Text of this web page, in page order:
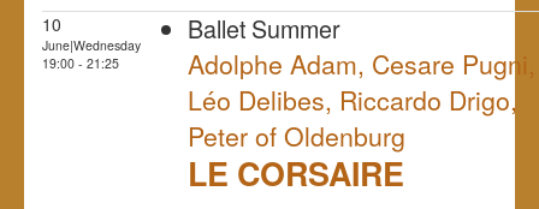
10
June|Wednesday
19:00 - 21:25
Ballet Summer
Adolphe Adam, Cesare Pugni,
Léo Delibes, Riccardo Drigo,
Peter of Oldenburg
LE CORSAIRE